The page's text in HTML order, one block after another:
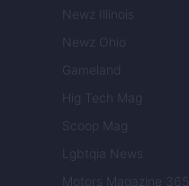
Newz Illinois
Newz Ohio
Gameland
Hig Tech Mag
Scoop Mag
Lgbtqia News
Motors Magazine 365